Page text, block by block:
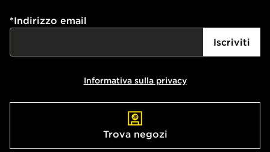
*Indirizzo email
Iscriviti
Informativa sulla privacy
Trova negozi